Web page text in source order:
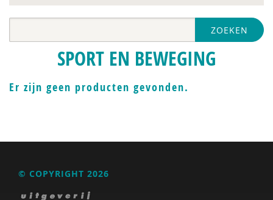
ZOEKEN
SPORT EN BEWEGING
Er zijn geen producten gevonden.
© COPYRIGHT 2026